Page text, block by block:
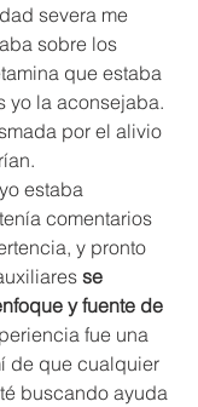
severa me
sobre los
que estaba
yo la aconsejaba.
por el alivio
estaba
comentarios
y pronto
se
y fuente de
fue una
de que cualquier
buscando ayuda